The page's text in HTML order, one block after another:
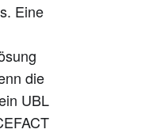
3)
2)
Eine
die
UBL